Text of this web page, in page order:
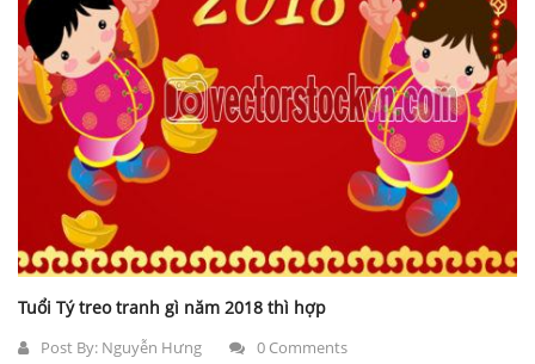
Tuổi Tý treo tranh gì năm 2018 thì hợp
Post By: Nguyễn Hưng
0 Comments